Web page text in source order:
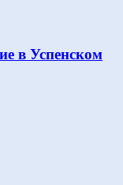
в Успенском